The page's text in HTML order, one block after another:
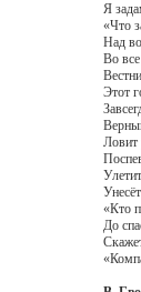
Я
«Что
Над
Во
Этот
Ловит
«Кто
До